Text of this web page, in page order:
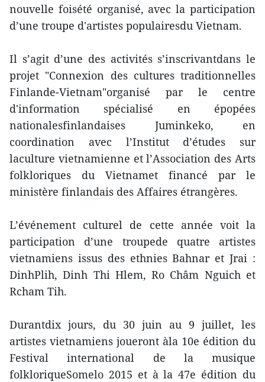
nouvelle foisété organisé, avec la participation
d’une troupe d'artistes populairesdu Vietnam.
Il s’agit d’une des activités s’inscrivantdans le
projet "Connexion des cultures traditionnelles
Finlande-Vietnam"organisé par le centre
d'information spécialisé en épopées
nationalesfinlandaises Juminkeko, en
coordination avec l’Institut d’études sur
laculture vietnamienne et l’Association des Arts
folkloriques du Vietnamet financé par le
ministère finlandais des Affaires étrangères.
L’événement culturel de cette année voit la
participation d’une troupede quatre artistes
vietnamiens issus des ethnies Bahnar et Jrai :
DinhPlih, Dinh Thi Hlem, Ro Châm Nguich et
Rcham Tih.
Durantdix jours, du 30 juin au 9 juillet, les
artistes vietnamiens joueront àla 10e édition du
Festival international de la musique
folkloriqueSomelo 2015 et à la 47e édition du